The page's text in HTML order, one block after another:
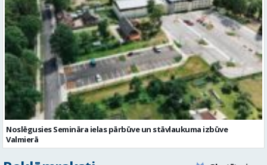
Noslēgusies Semināra ielas pārbūve un stāvlaukuma izbūve
Valmierā